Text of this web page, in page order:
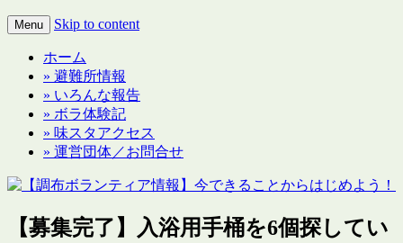
Menu Skip to content
ホーム
» 避難所情報
» いろんな報告
» ボラ体験記
» 味スタアクセス
» 運営団体／お問合せ
【募集完了】入浴用手桶を6個探してい